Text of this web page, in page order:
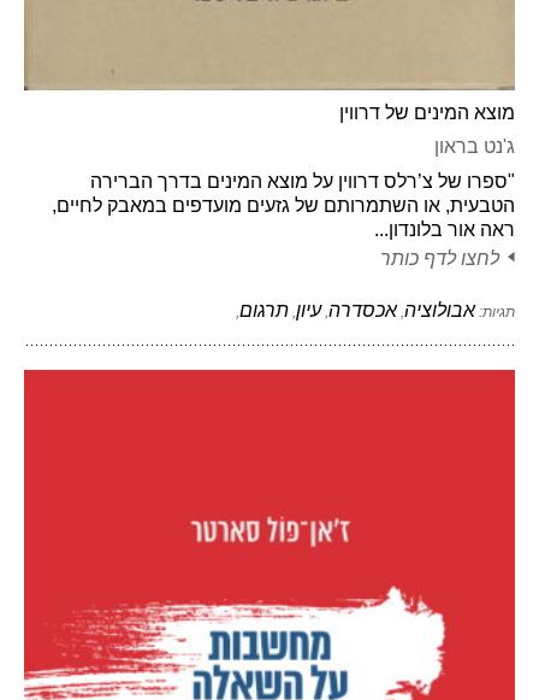
מוצא המינים של דרווין
ג'נט בראון
"ספרו של צ’רלס דרווין על מוצא המינים בדרך הברירה
הטבעית, או השתמרותם של גזעים מועדפים במאבק לחיים,
ראה אור בלונדון...
לחצו לדף כותר
תגיות:אבולוציה ,אכסדרה ,עיון תרגום